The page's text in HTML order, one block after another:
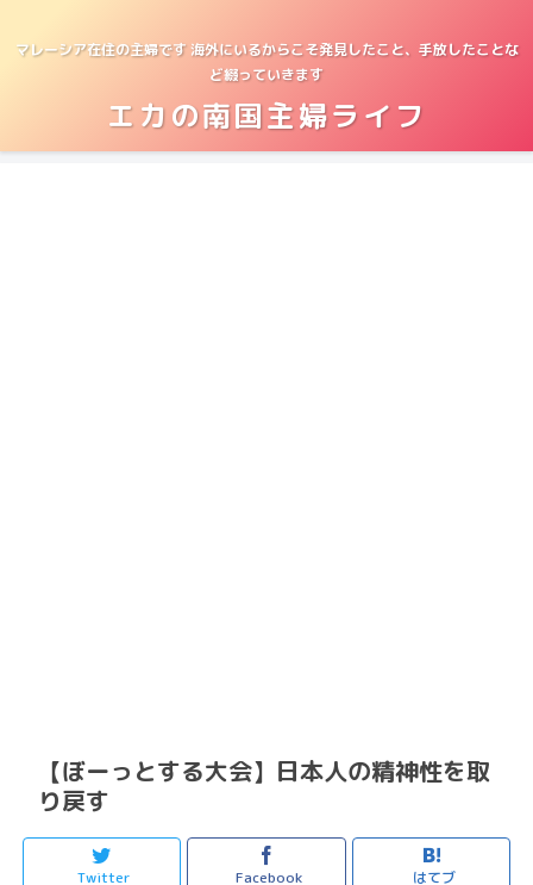
マレーシア在住の主婦です 海外にいるからこそ発見したこと、手放したことな
ど綴っていきます
エカの南国主婦ライフ
【ぼーっとする大会】日本人の精神性を取
り戻す
Twitter Facebook はてブ